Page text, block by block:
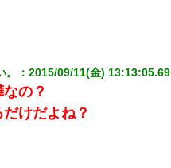
「もう冷めた」と離婚切り出
るのに、見て見ぬふりの親を
、妹が弟の子を妊娠したらし
ら連絡がきた…｜生活｜ワロ
：2015/09/11(金)
の？
けだよね？